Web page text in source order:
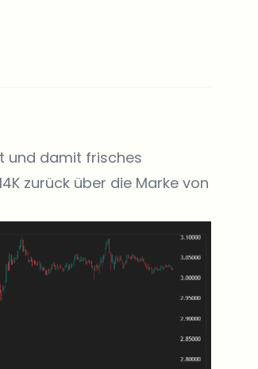
und damit frisches
zurück über die Marke von